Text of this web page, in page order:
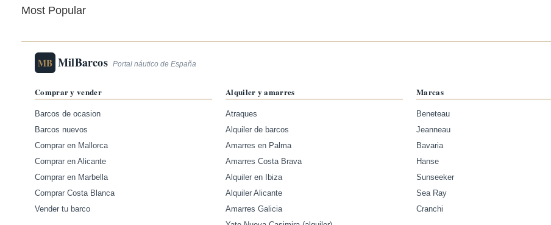
Most Popular
MB MilBarcos Portal náutico de España
Comprar y vender
Barcos de ocasion
Barcos nuevos
Comprar en Mallorca
Comprar en Alicante
Comprar en Marbella
Comprar Costa Blanca
Vender tu barco
Alquiler y amarres
Atraques
Alquiler de barcos
Amarres en Palma
Amarres Costa Brava
Alquiler en Ibiza
Alquiler Alicante
Amarres Galicia
Marcas
Beneteau
Jeanneau
Bavaria
Hanse
Sunseeker
Sea Ray
Cranchi